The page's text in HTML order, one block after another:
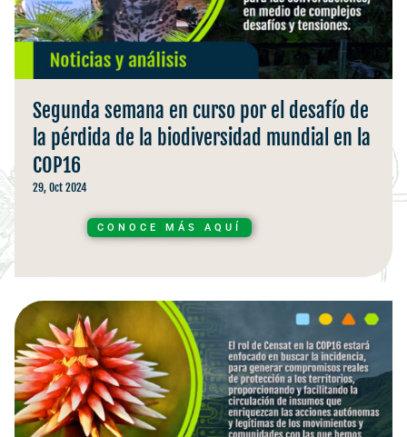
Segunda semana en curso por el desafío de
la pérdida de la biodiversidad mundial en la
COP16
29, Oct 2024
CONOCE MÁS AQUÍ